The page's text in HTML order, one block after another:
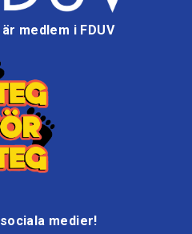
medlem i FDUV
medier!